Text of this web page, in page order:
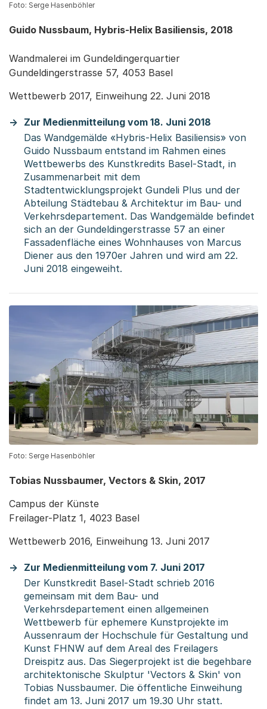
Foto: Serge Hasenböhler
Guido Nussbaum, Hybris-Helix Basiliensis, 2018
Wandmalerei im Gundeldingerquartier
Gundeldingerstrasse 57, 4053 Basel
Wettbewerb 2017, Einweihung 22. Juni 2018
Zur Medienmitteilung vom 18. Juni 2018
Das Wandgemälde «Hybris-Helix Basiliensis» von
Guido Nussbaum entstand im Rahmen eines
Wettbewerbs des Kunstkredits Basel-Stadt, in
Zusammenarbeit mit dem
Stadtentwicklungsprojekt Gundeli Plus und der
Abteilung Städtebau & Architektur im Bau- und
Verkehrsdepartement. Das Wandgemälde befindet
sich an der Gundeldingerstrasse 57 an einer
Fassadenfläche eines Wohnhauses von Marcus
Diener aus den 1970er Jahren und wird am 22.
Juni 2018 eingeweiht.
Foto: Serge Hasenböhler
Tobias Nussbaumer, Vectors & Skin, 2017
Campus der Künste
Freilager-Platz 1, 4023 Basel
Wettbewerb 2016, Einweihung 13. Juni 2017
Zur Medienmitteilung vom 7. Juni 2017
Der Kunstkredit Basel-Stadt schrieb 2016
gemeinsam mit dem Bau- und
Verkehrsdepartement einen allgemeinen
Wettbewerb für ephemere Kunstprojekte im
Aussenraum der Hochschule für Gestaltung und
Kunst FHNW auf dem Areal des Freilagers
Dreispitz aus. Das Siegerprojekt ist die begehbare
architektonische Skulptur 'Vectors & Skin' von
Tobias Nussbaumer. Die öffentliche Einweihung
findet am 13. Juni 2017 um 19.30 Uhr statt.